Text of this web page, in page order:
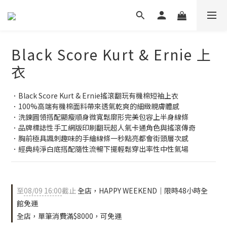
Black Score Kurt & Ernie 上
衣
．Black Score Kurt & Ernie搖滾翻玩有機棉短袖上衣
．100%高端有機棉面料帶來透氣乾爽的細緻親膚體感
．洗鍊圓領搭配顯瘦順身微寬鬆廓形完美包容上半身線條
．品牌標誌性手工網版印刷翻玩超人氣卡通角色與搖滾傳奇
．胸前極具諷刺趣味的手繪線條一秒點亮都會街頭層次感
．經典純淨白底搭配隨性流暢下擺輕鬆穿出率性中性氣場
至08/09 16:00截止全店，HAPPY WEEKEND｜限時48小時全
館免運
全店，單筆消費滿$8000，可免運